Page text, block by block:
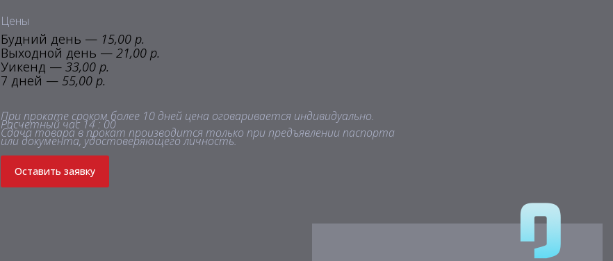
Цены
Будний день — 15,00 р.
Выходной день — 21,00 р.
Уикенд — 33,00 р.
7 дней — 55,00 р.
При прокате сроком более 10 дней цена оговаривается индивидуально.
Расчетный час 14 : 00
Сдача товара в прокат производится только при предъявлении паспорта
или документа, удостоверяющего личность.
Оставить заявку